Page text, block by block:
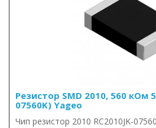
Резистор SMD 2010, 560 кОм
07560K) Yageo
Чип резистор 2010 RC2010JK-